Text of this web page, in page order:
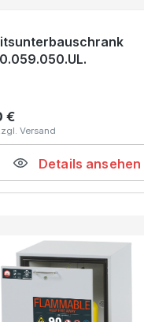
Preis:
€
Details ansehen